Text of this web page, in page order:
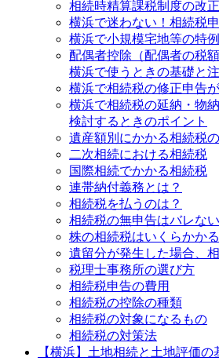
相続時精算課税制度の改
横浜で迷わない！相続税
横浜で小規模宅地等の特
配偶者控除（配偶者の税
横浜で使うときの基礎と
横浜で相続税の修正申告
横浜で相続税の延納・物
検討するときのポイント
遺産額別にかかる相続税
二次相続における相続税
国際相続でかかる相続税
連帯納付義務とは？
相続税を払うのは？
相続税の無申告はバレな
株の相続税はいくらかか
遺留分が発生した場合、
税理士事務所の選び方
相続税申告の費用
相続税の控除の種類
相続税の対象になるもの
相続税の対策法
【横浜】土地相続と土地評価の